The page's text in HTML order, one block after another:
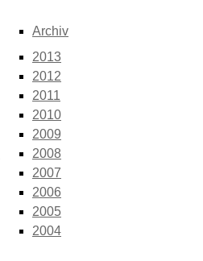
Archiv
2013
2012
2011
2010
2009
2008
2007
2006
2005
2004